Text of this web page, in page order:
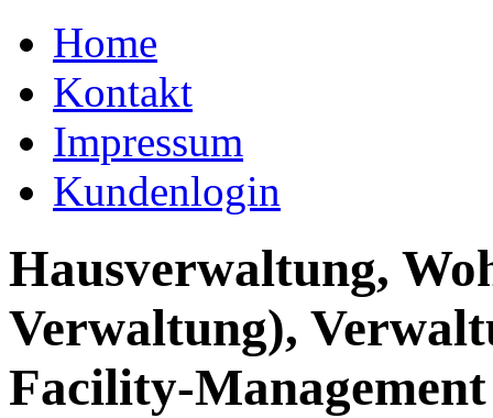
Home
Kontakt
Impressum
Kundenlogin
Hausverwaltung,
Verwaltung),
Facility-Management